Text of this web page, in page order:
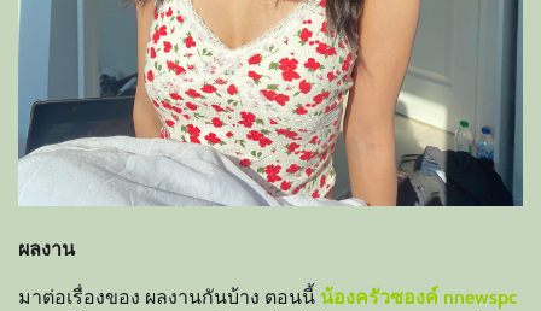
ผลงาน
มาต่อเรื่องของ ผลงานกันบ้าง ตอนนี้ น้องครัวซองค์ nnewspc